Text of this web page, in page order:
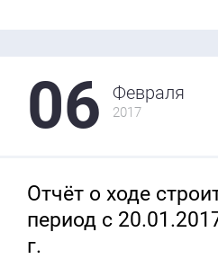
06 Февраля
2017
Отчёт о ходе
период с
г.